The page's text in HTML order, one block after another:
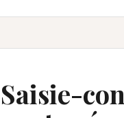
Saisie-